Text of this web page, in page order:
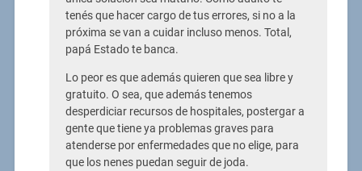
tenés que hacer cargo de tus errores, si no a la
próxima se van a cuidar incluso menos. Total,
papá Estado te banca.
Lo peor es que además quieren que sea libre y
gratuito. O sea, que además tenemos
desperdiciar recursos de hospitales, postergar a
gente que tiene ya problemas graves para
atenderse por enfermedades que no elige, para
que los nenes puedan seguir de joda.